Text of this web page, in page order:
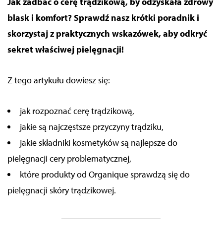
blask i komfort? Sprawdź nasz krótki poradnik i
skorzystaj z praktycznych wskazówek, aby odkryć
sekret właściwej pielęgnacji!
Z tego artykułu dowiesz się:
jak rozpoznać cerę trądzikową,
jakie są najczęstsze przyczyny trądziku,
jakie składniki kosmetyków są najlepsze do
pielęgnacji cery problematycznej,
które produkty od Organique sprawdzą się do
pielęgnacji skóry trądzikowej.